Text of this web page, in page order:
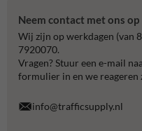
Neem contact met ons op
Wij zijn op werkdagen (van
7920070.
Vragen? Stuur een e-mail
formulier in en we reageren
info@trafficsupply.nl